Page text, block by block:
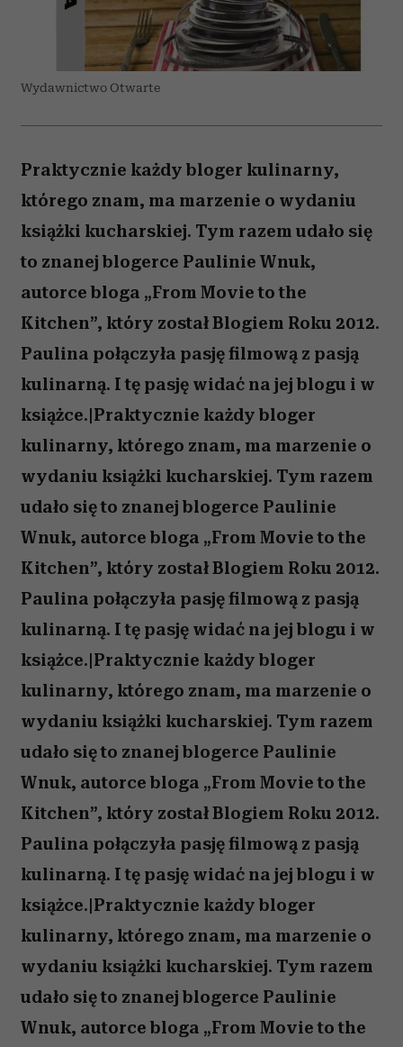
Wydawnictwo Otwarte
Praktycznie każdy bloger kulinarny,
którego znam, ma marzenie o wydaniu
książki kucharskiej. Tym razem udało się
to znanej blogerce Paulinie Wnuk,
autorce bloga „From Movie to the
Kitchen”, który został Blogiem Roku 2012.
Paulina połączyła pasję filmową z pasją
kulinarną. I tę pasję widać na jej blogu i w
książce.|Praktycznie każdy bloger
kulinarny, którego znam, ma marzenie o
wydaniu książki kucharskiej. Tym razem
udało się to znanej blogerce Paulinie
Wnuk, autorce bloga „From Movie to the
Kitchen”, który został Blogiem Roku 2012.
Paulina połączyła pasję filmową z pasją
kulinarną. I tę pasję widać na jej blogu i w
książce.|Praktycznie każdy bloger
kulinarny, którego znam, ma marzenie o
wydaniu książki kucharskiej. Tym razem
udało się to znanej blogerce Paulinie
Wnuk, autorce bloga „From Movie to the
Kitchen”, który został Blogiem Roku 2012.
Paulina połączyła pasję filmową z pasją
kulinarną. I tę pasję widać na jej blogu i w
książce.|Praktycznie każdy bloger
kulinarny, którego znam, ma marzenie o
wydaniu książki kucharskiej. Tym razem
udało się to znanej blogerce Paulinie
Wnuk, autorce bloga „From Movie to the